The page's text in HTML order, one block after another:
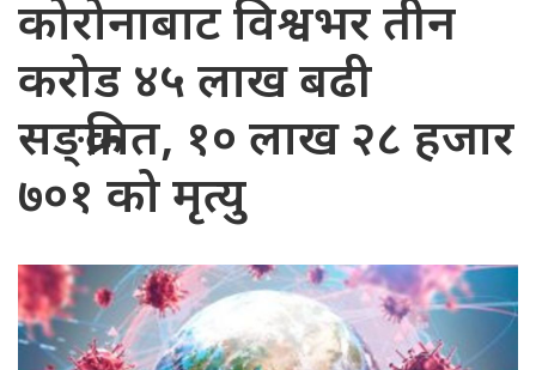
कोरोनाबाट विश्वभर तीन
करोड ४५ लाख बढी
सङ्क्रमित, १० लाख २८ हजार
७०१ को मृत्यु